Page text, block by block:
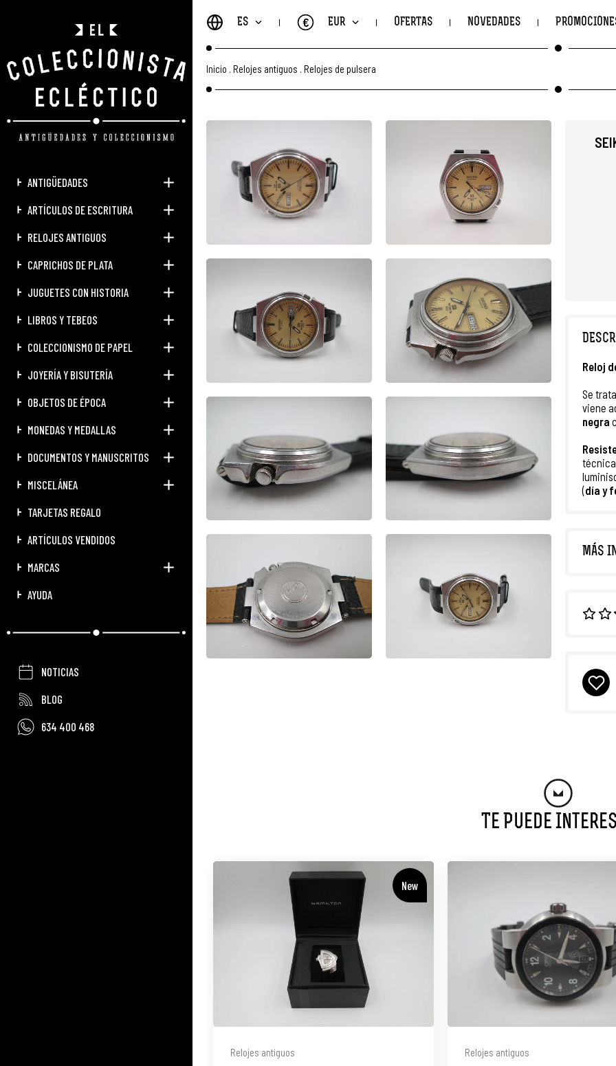
ANTIGÜEDADES
ARTÍCULOS DE ESCRITURA
RELOJES ANTIGUOS
CAPRICHOS DE PLATA
JUGUETES CON HISTORIA
LIBROS Y TEBEOS
COLECCIONISMO DE PAPEL
JOYERÍA Y BISUTERÍA
OBJETOS DE ÉPOCA
MONEDAS Y MEDALLAS
DOCUMENTOS Y MANUSCRITOS
MISCELÁNEA
TARJETAS REGALO
ARTÍCULOS VENDIDOS
MARCAS
AYUDA
NOTICIAS
BLOG
634 400 468
ES EUR
€ OFERTAS NOVEDADES
Inicio Relojes antiguos Relojes de pulsera
Reloj
Se
viene
negra
(día y
MÁS
Te Puede
New
Relojes antiguos Relojes antiguos